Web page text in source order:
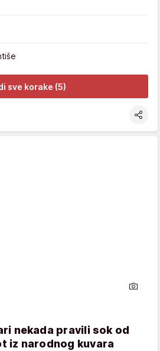
sve korake (5)
nekada pravili sok od
iz narodnog kuvara